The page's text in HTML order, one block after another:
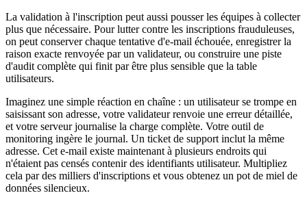
La validation à l'inscription peut aussi pousser les équipes à collecter
plus que nécessaire. Pour lutter contre les inscriptions frauduleuses,
on peut conserver chaque tentative d'e-mail échouée, enregistrer la
raison exacte renvoyée par un validateur, ou construire une piste
d'audit complète qui finit par être plus sensible que la table
utilisateurs.
Imaginez une simple réaction en chaîne : un utilisateur se trompe en
saisissant son adresse, votre validateur renvoie une erreur détaillée,
et votre serveur journalise la charge complète. Votre outil de
monitoring ingère le journal. Un ticket de support inclut la même
adresse. Cet e-mail existe maintenant à plusieurs endroits qui
n'étaient pas censés contenir des identifiants utilisateur. Multipliez
cela par des milliers d'inscriptions et vous obtenez un pot de miel de
données silencieux.